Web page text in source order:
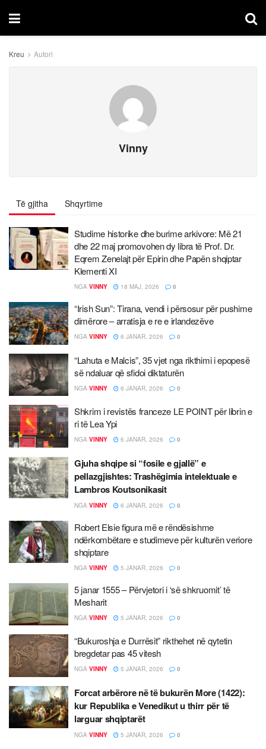
Kreu Autori
Vinny
Të gjitha Shqyrtime
Studime historike dhe burime arkivore: Më 21
dhe 22 maj promovohen dy libra të Prof. Dr.
Eqrem Zenelajt për Epirin dhe Papën shqiptar
Klementi XI
NGA VINNY 18 MAJ, 2026 0
“Irish Sun”: Tirana, vendi i përsosur për pushime
dimërore – arratisja e re e irlandezëve
NGA VINNY 6 JANAR, 2026 0
“Lahuta e Malcis”, 35 vjet nga rikthimi i epopesë
së ndaluar që sfidoi diktaturën
NGA VINNY 6 JANAR, 2026 0
Shkrim i revistës franceze LE POINT për librin e
ri të Lea Ypi
NGA VINNY 6 JANAR, 2026 0
Gjuha shqipe si “fosile e gjallë” e
pellazgjishtes: Trashëgimia intelektuale e
Lambros Koutsonikasit
NGA VINNY 6 JANAR, 2026 0
Robert Elsie figura më e rëndësishme
ndërkombëtare e studimeve për kulturën veriore
shqiptare
NGA VINNY 5 JANAR, 2026 0
5 janar 1555 – Përvjetori i ‘së shkruomit’ të
Mesharit
NGA VINNY 5 JANAR, 2026 0
“Bukuroshja e Durrësit” rikthehet në qytetin
bregdetar pas 45 vitesh
NGA VINNY 5 JANAR, 2026 0
Forcat arbërore në të bukurën More (1422):
kur Republika e Venedikut u thirr për të
larguar shqiptarët
NGA VINNY 5 JANAR, 2026 0